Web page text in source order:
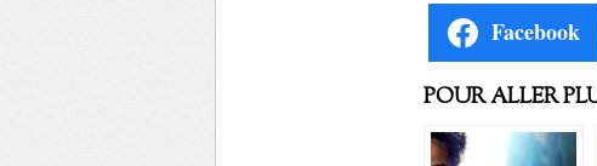
Facebook
POUR ALLER